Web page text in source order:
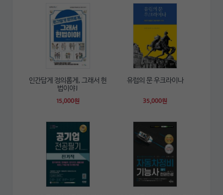
인간답게 정의롭게, 그래서 헌
법이야!
15,000원
유럽의 문 우크라이나
35,000원